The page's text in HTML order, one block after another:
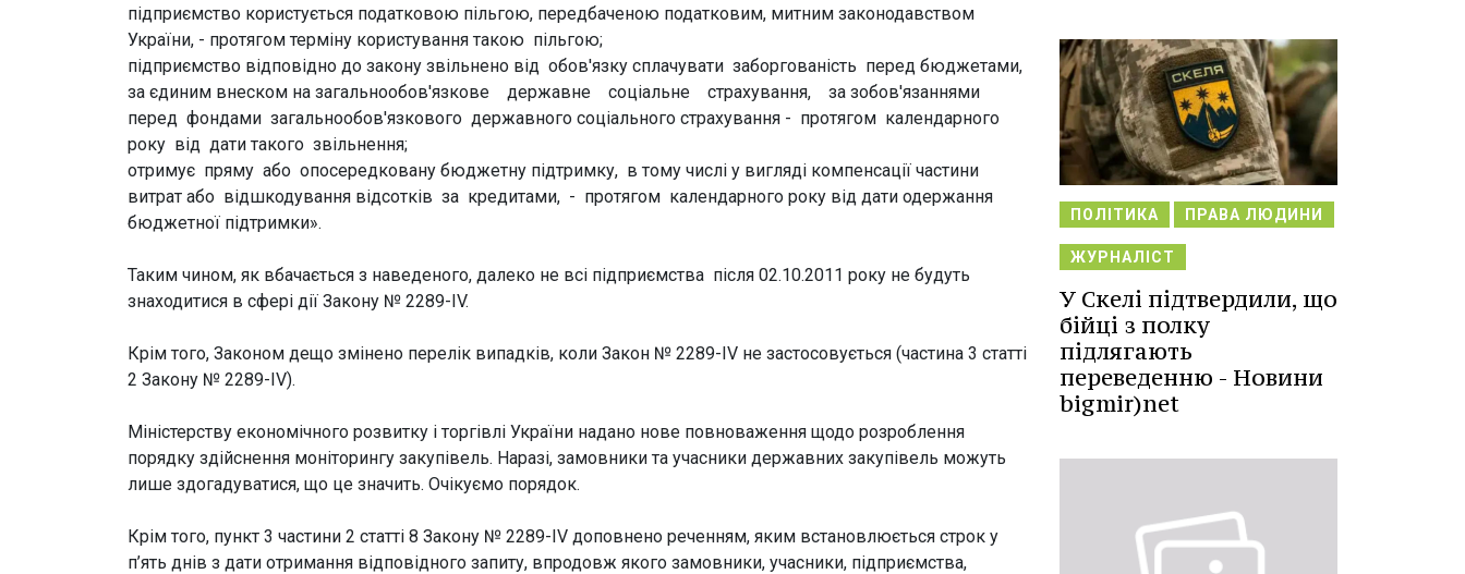
підприємство користується податковою пільгою, передбаченою податковим, митним законодавством
України, - протягом терміну користування такою пільгою;
підприємство відповідно до закону звільнено від обов'язку сплачувати заборгованість перед бюджетами,
за єдиним внеском на загальнообов'язкове державне соціальне страхування, за зобов'язаннями
перед фондами загальнообов'язкового державного соціального страхування - протягом календарного
року від дати такого звільнення;
отримує пряму або опосередковану бюджетну підтримку, в тому числі у вигляді компенсації частини
витрат або відшкодування відсотків за кредитами, - протягом календарного року від дати одержання
бюджетної підтримки».
Таким чином, як вбачається з наведеного, далеко не всі підприємства після 02.10.2011 року не будуть
знаходитися в сфері дії Закону № 2289-IV.
Крім того, Законом дещо змінено перелік випадків, коли Закон № 2289-IV не застосовується (частина 3 статті
2 Закону № 2289-IV).
Міністерству економічного розвитку і торгівлі України надано нове повноваження щодо розроблення
порядку здійснення моніторингу закупівель. Наразі, замовники та учасники державних закупівель можуть
лише здогадуватися, що це значить. Очікуємо порядок.
Крім того, пункт 3 частини 2 статті 8 Закону № 2289-IV доповнено реченням, яким встановлюється строк у
п’ять днів з дати отримання відповідного запиту, впродовж якого замовники, учасники, підприємства,
ПОЛІТИКА ПРАВА ЛЮДИНИ
ЖУРНАЛІСТ
У Скелі підтвердили, що
бійці з полку
підлягають
переведенню - Новини
bigmir)net